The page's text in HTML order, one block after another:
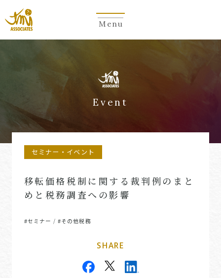
Menu
Event
セミナー・イベント
移転価格税制に関する裁判例のまと
めと税務調査への影響
#セミナー /#その他税務
SHARE